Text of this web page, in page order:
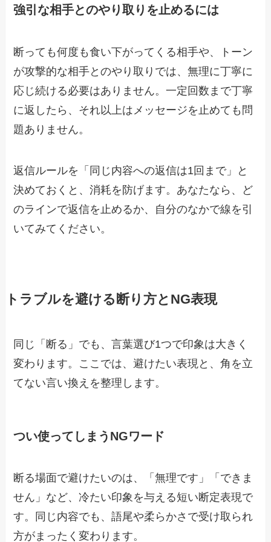
強引な相手とのやり取りを止めるには
断っても何度も食い下がってくる相手や、トーン
が攻撃的な相手とのやり取りでは、無理に丁寧に
応じ続ける必要はありません。一定回数まで丁寧
に返したら、それ以上はメッセージを止めても問
題ありません。
返信ルールを「同じ内容への返信は1回まで」と
決めておくと、消耗を防げます。あなたなら、ど
のラインで返信を止めるか、自分のなかで線を引
いてみてください。
トラブルを避ける断り方とNG表現
同じ「断る」でも、言葉選び1つで印象は大きく
変わります。ここでは、避けたい表現と、角を立
てない言い換えを整理します。
つい使ってしまうNGワード
断る場面で避けたいのは、「無理です」「できま
せん」など、冷たい印象を与える短い断定表現で
す。同じ内容でも、語尾や柔らかさで受け取られ
方がまったく変わります。